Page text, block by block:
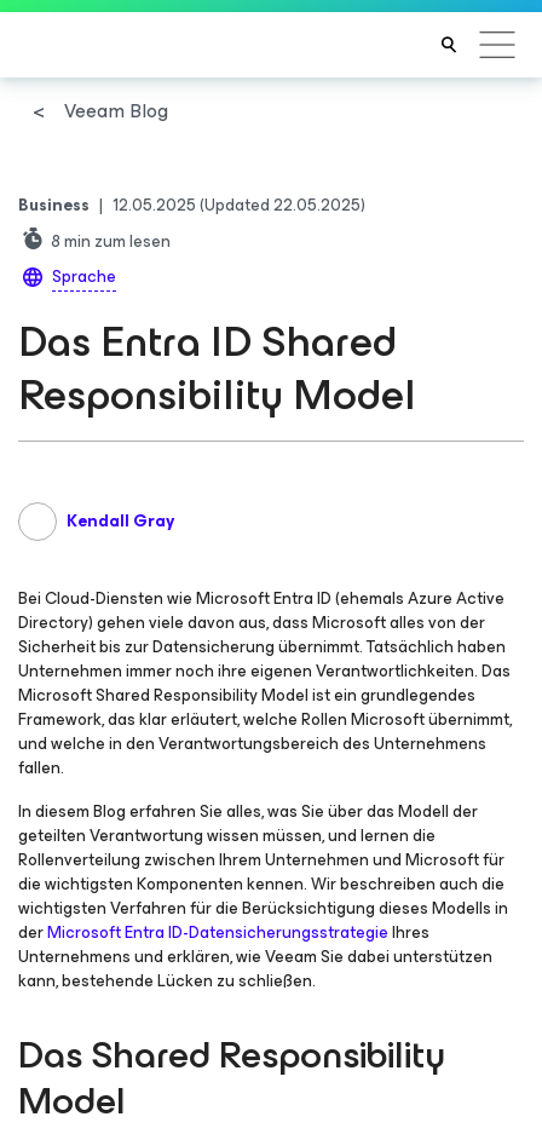
Veeam Blog
Business | 12.05.2025(Updated 22.05.2025)
8min zum lesen
Sprache
Das Entra ID Shared
Responsibility Model
Kendall Gray
Bei Cloud-Diensten wie Microsoft Entra ID (ehemals Azure Active
Directory) gehen viele davon aus, dass Microsoft alles von der
Sicherheit bis zur Datensicherung übernimmt. Tatsächlich haben
Unternehmen immer noch ihre eigenen Verantwortlichkeiten. Das
Microsoft Shared Responsibility Model ist ein grundlegendes
Framework, das klar erläutert, welche Rollen Microsoft übernimmt,
und welche in den Verantwortungsbereich des Unternehmens
fallen.
In diesem Blog erfahren Sie alles, was Sie über das Modell der
geteilten Verantwortung wissen müssen, und lernen die
Rollenverteilung zwischen Ihrem Unternehmen und Microsoft für
die wichtigsten Komponenten kennen. Wir beschreiben auch die
wichtigsten Verfahren für die Berücksichtigung dieses Modells in
derMicrosoft Entra ID-DatensicherungsstrategieIhres
Unternehmens und erklären, wie Veeam Sie dabei unterstützen
kann, bestehende Lücken zu schließen.
Das Shared Responsibility
Model